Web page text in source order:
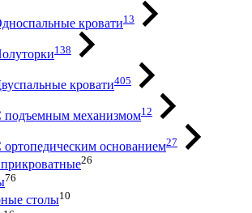
кровати13
138
кровати405
подъемным механизмом12
ортопедическим основанием27
26
76
столы10